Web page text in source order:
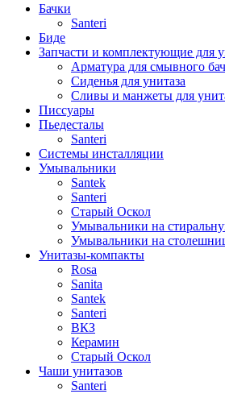
Бачки
Santeri
Биде
Запчасти и комплектующие для
Арматура для смывного
Сиденья для унитаза
Сливы и манжеты для
Писсуары
Пьедесталы
Santeri
Системы инсталляции
Умывальники
Santek
Santeri
Старый Оскол
Умывальники на
Умывальники на
Унитазы-компакты
Rosa
Sanita
Santek
Santeri
ВКЗ
Керамин
Старый Оскол
Чаши унитазов
Santeri